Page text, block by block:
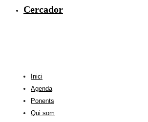
Cercador
Inici
Agenda
Ponents
Qui som